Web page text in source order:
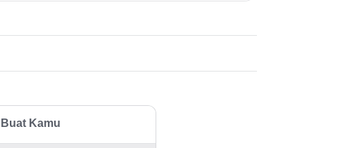
Buat Kamu